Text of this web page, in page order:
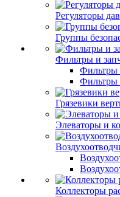
Регуляторы
Группы
Фильтры и
Фильтры
Фильтры
Грязевики
Элеваторы и
Коллекторы